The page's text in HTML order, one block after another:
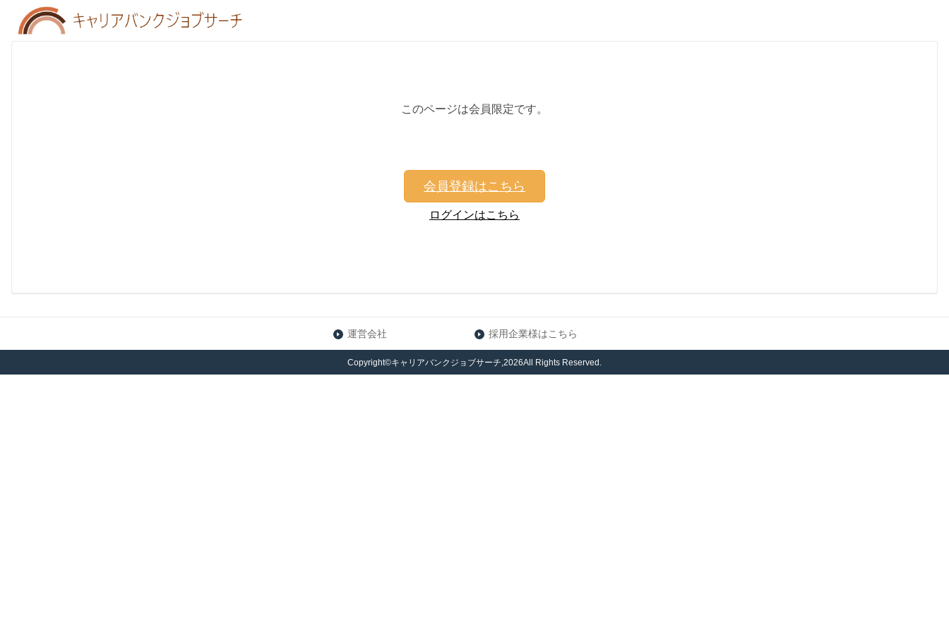
このページは会員限定です。
会員登録はこちら
ログインはこちら
運営会社 採用企業様はこちら
Copyright©キャリアバンクジョブサーチ,2026All Rights Reserved.